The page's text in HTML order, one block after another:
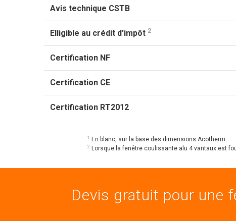
Avis technique CSTB
Elligible au crédit d'impôt 2
Certification NF
Certification CE
Certification RT2012
1 En blanc, sur la base des dimensions Acotherm.
2 Lorsque la fenêtre coulissante alu 4 vantaux est
Devis gratuit pour une